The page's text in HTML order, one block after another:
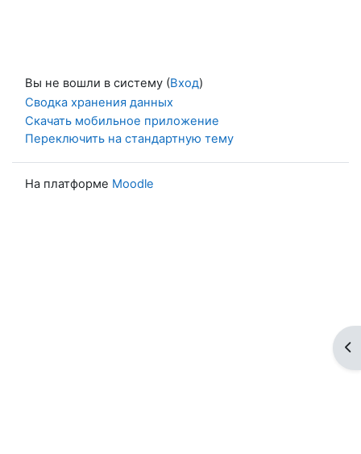
Вы не вошли в систему (Вход)
Сводка хранения данных
Скачать мобильное приложение
Переключить на стандартную тему
На платформе Moodle